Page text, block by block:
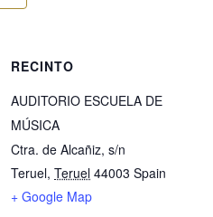
RECINTO
AUDITORIO ESCUELA DE
MÚSICA
Ctra. de Alcañiz, s/n
Teruel, Teruel 44003 Spain
+ Google Map